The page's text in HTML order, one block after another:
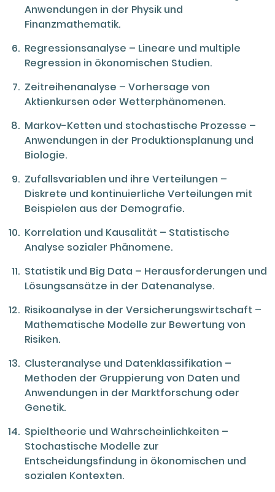
Anwendungen in der Physik und
Finanzmathematik.
Regressionsanalyse – Lineare und multiple
Regression in ökonomischen Studien.
Zeitreihenanalyse – Vorhersage von
Aktienkursen oder Wetterphänomenen.
Markov-Ketten und stochastische Prozesse –
Anwendungen in der Produktionsplanung und
Biologie.
Zufallsvariablen und ihre Verteilungen –
Diskrete und kontinuierliche Verteilungen mit
Beispielen aus der Demografie.
Korrelation und Kausalität – Statistische
Analyse sozialer Phänomene.
Statistik und Big Data – Herausforderungen und
Lösungsansätze in der Datenanalyse.
Risikoanalyse in der Versicherungswirtschaft –
Mathematische Modelle zur Bewertung von
Risiken.
Clusteranalyse und Datenklassifikation –
Methoden der Gruppierung von Daten und
Anwendungen in der Marktforschung oder
Genetik.
Spieltheorie und Wahrscheinlichkeiten –
Stochastische Modelle zur
Entscheidungsfindung in ökonomischen und
sozialen Kontexten.